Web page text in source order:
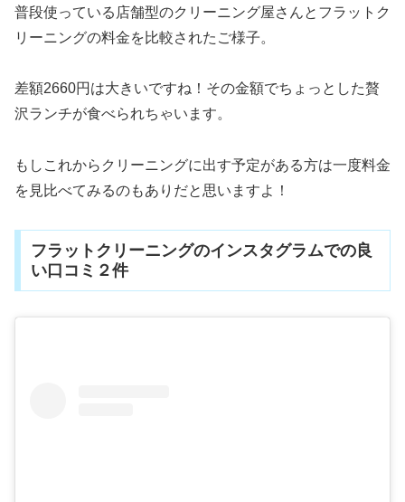
普段使っている店舗型のクリーニング屋さんとフラットク
リーニングの料金を比較されたご様子。
差額2660円は大きいですね！その金額でちょっとした贅
沢ランチが食べられちゃいます。
もしこれからクリーニングに出す予定がある方は一度料金
を見比べてみるのもありだと思いますよ！
フラットクリーニングのインスタグラムでの良
い口コミ２件